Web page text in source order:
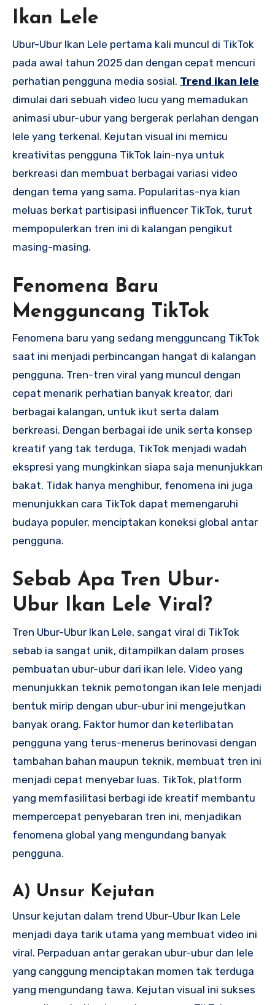
Ikan Lele
Ubur-Ubur Ikan Lele pertama kali muncul di TikTok
pada awal tahun 2025 dan dengan cepat mencuri
perhatian pengguna media sosial. Trend ikan lele
dimulai dari sebuah video lucu yang memadukan
animasi ubur-ubur yang bergerak perlahan dengan
lele yang terkenal. Kejutan visual ini memicu
kreativitas pengguna TikTok lain-nya untuk
berkreasi dan membuat berbagai variasi video
dengan tema yang sama. Popularitas-nya kian
meluas berkat partisipasi influencer TikTok, turut
mempopulerkan tren ini di kalangan pengikut
masing-masing.
Fenomena Baru
Mengguncang TikTok
Fenomena baru yang sedang mengguncang TikTok
saat ini menjadi perbincangan hangat di kalangan
pengguna. Tren-tren viral yang muncul dengan
cepat menarik perhatian banyak kreator, dari
berbagai kalangan, untuk ikut serta dalam
berkreasi. Dengan berbagai ide unik serta konsep
kreatif yang tak terduga, TikTok menjadi wadah
ekspresi yang mungkinkan siapa saja menunjukkan
bakat. Tidak hanya menghibur, fenomena ini juga
menunjukkan cara TikTok dapat memengaruhi
budaya populer, menciptakan koneksi global antar
pengguna.
Sebab Apa Tren Ubur-
Ubur Ikan Lele Viral?
Tren Ubur-Ubur Ikan Lele, sangat viral di TikTok
sebab ia sangat unik, ditampilkan dalam proses
pembuatan ubur-ubur dari ikan lele. Video yang
menunjukkan teknik pemotongan ikan lele menjadi
bentuk mirip dengan ubur-ubur ini mengejutkan
banyak orang. Faktor humor dan keterlibatan
pengguna yang terus-menerus berinovasi dengan
tambahan bahan maupun teknik, membuat tren ini
menjadi cepat menyebar luas. TikTok, platform
yang memfasilitasi berbagi ide kreatif membantu
mempercepat penyebaran tren ini, menjadikan
fenomena global yang mengundang banyak
pengguna.
A) Unsur Kejutan
Unsur kejutan dalam trend Ubur-Ubur Ikan Lele
menjadi daya tarik utama yang membuat video ini
viral. Perpaduan antar gerakan ubur-ubur dan lele
yang canggung menciptakan momen tak terduga
yang mengundang tawa. Kejutan visual ini sukses